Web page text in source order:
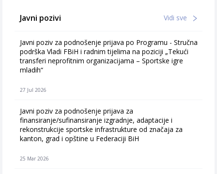
Javni pozivi Vidi sve
Javni poziv za podnošenje prijava po Programu - Stručna
podrška Vladi FBiH i radnim tijelima na poziciji „Tekući
transferi neprofitnim organizacijama – Sportske igre
mladih“
27 Jul 2026
Javni poziv za podnošenje prijava za
finansiranje/sufinansiranje izgradnje, adaptacije i
rekonstrukcije sportske infrastrukture od značaja za
kanton, grad i opštine u Federaciji BiH
25 Mar 2026